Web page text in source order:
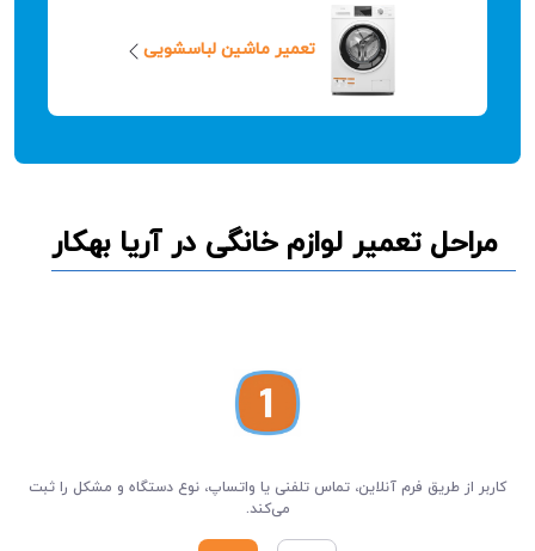
تعمیر ماشین لباسشویی
مراحل تعمیر لوازم خانگی در آریا بهکار
کاربر از طریق فرم آنلاین، تماس تلفنی یا واتساپ، نوع دستگاه و مشکل را ثبت
می‌کند.